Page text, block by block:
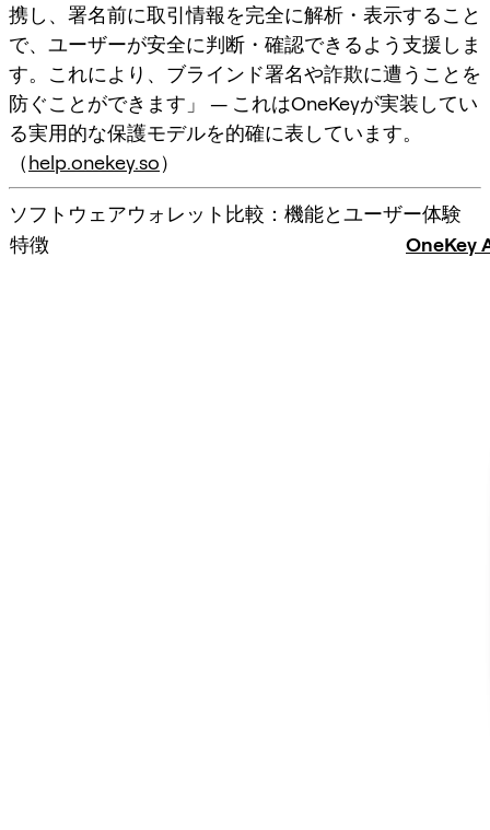
携し、署名前に取引情報を完全に解析・表示すること
で、ユーザーが安全に判断・確認できるよう支援しま
す。これにより、ブラインド署名や詐欺に遭うことを
防ぐことができます」 — これはOneKeyが実装してい
る実用的な保護モデルを的確に表しています。
（help.onekey.so）
ソフトウェアウォレット比較：機能とユーザー体験
特徴
OneKey